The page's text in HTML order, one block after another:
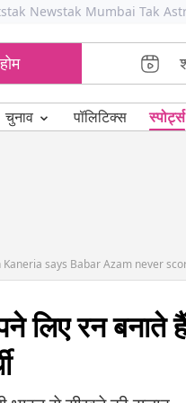
Newstak Mumbai Tak
होम
चुनाव ⌄ पॉलिटिक्स स्पोर्ट्स
Kaneria says Babar Azam never
लिए रन बनाते